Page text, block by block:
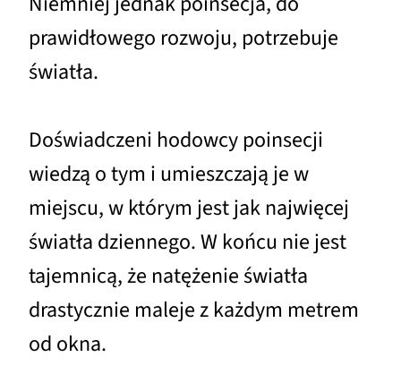
prawidłowego rozwoju, potrzebuje
światła.
Doświadczeni hodowcy poinsecji
wiedzą o tym i umieszczają je w
miejscu, w którym jest jak najwięcej
światła dziennego. W końcu nie jest
tajemnicą, że natężenie światła
drastycznie maleje z każdym metrem
od okna.